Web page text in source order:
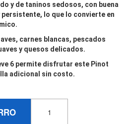
y de taninos sedosos, con buena
lo que lo convierte en
aves, carnes blancas, pescados
y quesos delicados.
6 permite disfrutar este Pinot
adicional sin costo.